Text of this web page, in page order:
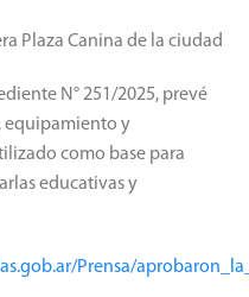
Plaza Canina de la ciudad
N° 251/2025, prevé
equipamiento y
como base para
educativas y
Prensa/